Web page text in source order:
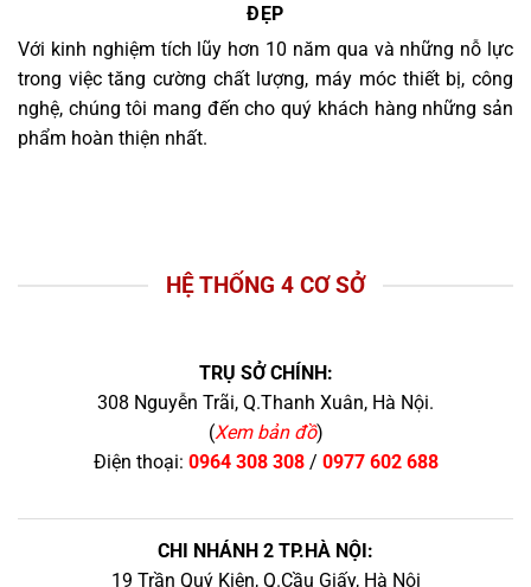
ĐẸP
Với kinh nghiệm tích lũy hơn 10 năm qua và những nỗ lực
trong việc tăng cường chất lượng, máy móc thiết bị, công
nghệ, chúng tôi mang đến cho quý khách hàng những sản
phẩm hoàn thiện nhất.
HỆ THỐNG 4 CƠ SỞ
TRỤ SỞ CHÍNH:
308 Nguyễn Trãi, Q.Thanh Xuân, Hà Nội.
(Xem bản đồ)
Điện thoại: 0964 308 308/ 0977 602 688
CHI NHÁNH 2 TP.HÀ NỘI:
19 Trần Quý Kiên, Q.Cầu Giấy, Hà Nội